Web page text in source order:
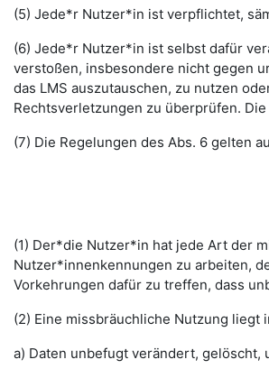
(5) Jede*r Nutzer*in ist verpflichtet,
(6) Jede*r Nutzer*in ist selbst dafür
verstoßen, insbesondere nicht gegen
das LMS auszutauschen, zu nutzen
Rechtsverletzungen zu überprüfen.
(7) Die Regelungen des Abs. 6 gelten
(1) Der*die Nutzer*in hat jede Art der
Nutzer*innenkennungen zu arbeiten,
Vorkehrungen dafür zu treffen, dass
(2) Eine missbräuchliche Nutzung liegt
a) Daten unbefugt verändert,